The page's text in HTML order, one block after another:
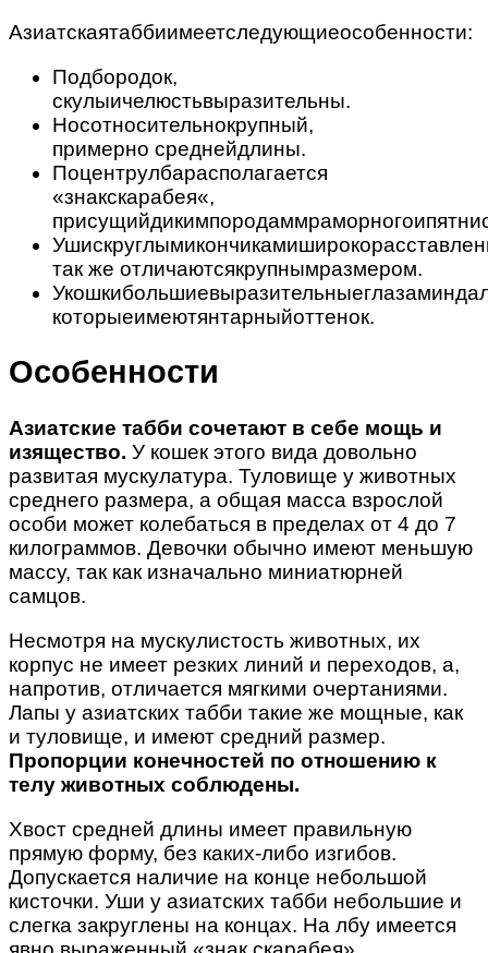
Азиатскаятаббиимеетследующиеособенности:
Подбородок,
скулыичелюстьвыразительны.
Носотносительнокрупный,
примерно среднейдлины.
Поцентрулбарасполагается
«знакскарабея«,
так же отличаютсякрупнымразмером.
которыеимеютянтарныйоттенок.
Особенности
Азиатские табби сочетают в себе мощь и
изящество. У кошек этого вида довольно
развитая мускулатура. Туловище у животных
среднего размера, а общая масса взрослой
особи может колебаться в пределах от 4 до 7
килограммов. Девочки обычно имеют меньшую
массу, так как изначально миниатюрней
самцов.
Несмотря на мускулистость животных, их
корпус не имеет резких линий и переходов, а,
напротив, отличается мягкими очертаниями.
Лапы у азиатских табби такие же мощные, как
и туловище, и имеют средний размер.
Пропорции конечностей по отношению к
телу животных соблюдены.
Хвост средней длины имеет правильную
прямую форму, без каких-либо изгибов.
Допускается наличие на конце небольшой
кисточки. Уши у азиатских табби небольшие и
слегка закруглены на концах. На лбу имеется